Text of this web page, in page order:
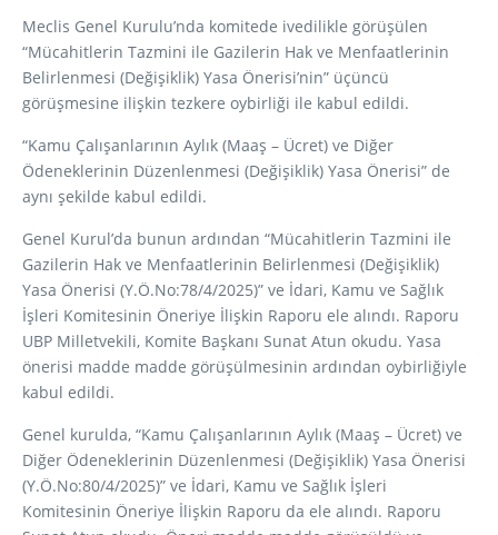
Meclis Genel Kurulu’nda komitede ivedilikle görüşülen
“Mücahitlerin Tazmini ile Gazilerin Hak ve Menfaatlerinin
Belirlenmesi (Değişiklik) Yasa Önerisi’nin” üçüncü
görüşmesine ilişkin tezkere oybirliği ile kabul edildi.
“Kamu Çalışanlarının Aylık (Maaş – Ücret) ve Diğer
Ödeneklerinin Düzenlenmesi (Değişiklik) Yasa Önerisi” de
aynı şekilde kabul edildi.
Genel Kurul’da bunun ardından “Mücahitlerin Tazmini ile
Gazilerin Hak ve Menfaatlerinin Belirlenmesi (Değişiklik)
Yasa Önerisi (Y.Ö.No:78/4/2025)” ve İdari, Kamu ve Sağlık
İşleri Komitesinin Öneriye İlişkin Raporu ele alındı. Raporu
UBP Milletvekili, Komite Başkanı Sunat Atun okudu. Yasa
önerisi madde madde görüşülmesinin ardından oybirliğiyle
kabul edildi.
Genel kurulda, “Kamu Çalışanlarının Aylık (Maaş – Ücret) ve
Diğer Ödeneklerinin Düzenlenmesi (Değişiklik) Yasa Önerisi
(Y.Ö.No:80/4/2025)” ve İdari, Kamu ve Sağlık İşleri
Komitesinin Öneriye İlişkin Raporu da ele alındı. Raporu